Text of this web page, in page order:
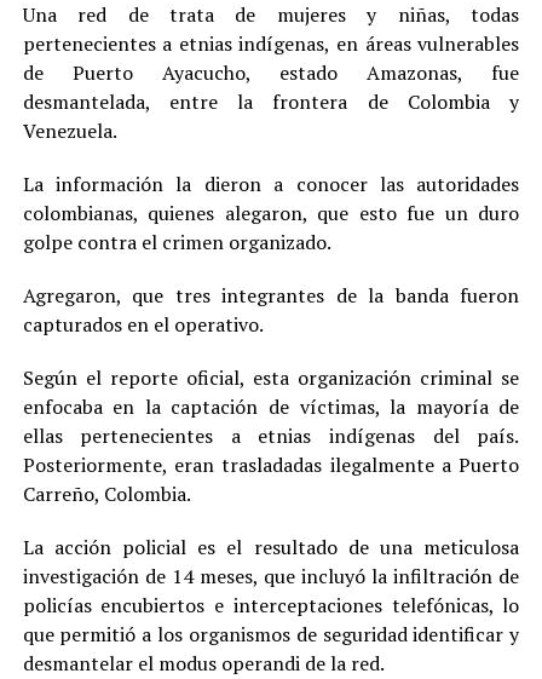
Una red de trata de mujeres y niñas, todas
pertenecientes a etnias indígenas, en áreas vulnerables
de Puerto Ayacucho, estado Amazonas, fue
desmantelada, entre la frontera de Colombia y
Venezuela.
La información la dieron a conocer las autoridades
colombianas, quienes alegaron, que esto fue un duro
golpe contra el crimen organizado.
Agregaron, que tres integrantes de la banda fueron
capturados en el operativo.
Según el reporte oficial, esta organización criminal se
enfocaba en la captación de víctimas, la mayoría de
ellas pertenecientes a etnias indígenas del país.
Posteriormente, eran trasladadas ilegalmente a Puerto
Carreño, Colombia.
La acción policial es el resultado de una meticulosa
investigación de 14 meses, que incluyó la infiltración de
policías encubiertos e interceptaciones telefónicas, lo
que permitió a los organismos de seguridad identificar y
desmantelar el modus operandi de la red.